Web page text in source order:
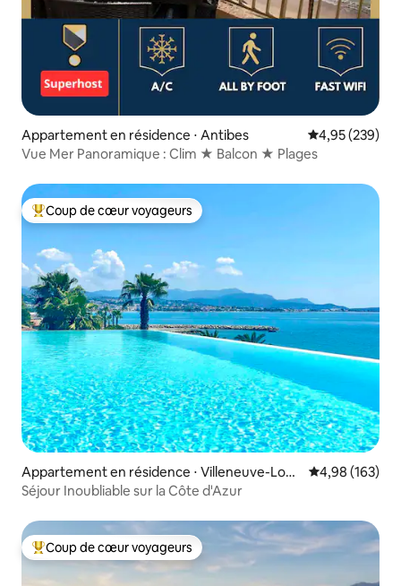
Appartement en résidence ⋅ Antibes Évaluation
4,95 (239)
Vue Mer Panoramique : Clim ★ Balcon ★ Plages
Coups de cœur voyageurs les plus appréciés
Coup de cœur voyageurs
Appartement en résidence ⋅ Villeneuve-Loub
et
Évaluation
4,98 (163)
Séjour Inoubliable sur la Côte d'Azur
Coups de cœur voyageurs les plus appréciés
Coup de cœur voyageurs